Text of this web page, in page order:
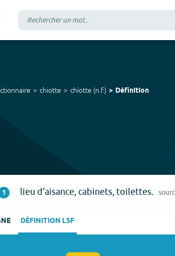
chiotte chiotte (n.f.) Définition
1 lieu d'aisance, cabinets, toilettes.
DÉFINITION LSF